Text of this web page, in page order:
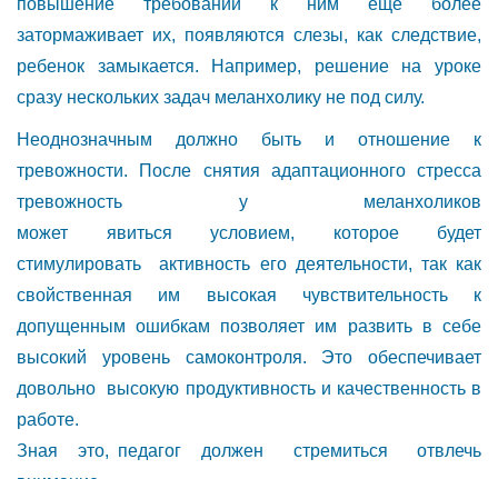
повышение требований к ним еще более
затормаживает их, появляются слезы, как следствие,
ребенок замыкается. Например, решение на уроке
сразу нескольких задач меланхолику не под силу.
Неоднозначным должно быть и отношение к
тревожности. После снятия адаптационного стресса
тревожность у меланхоликов
может явиться условием, которое будет
стимулировать активность его деятельности, так как
свойственная им высокая чувствительность к
допущенным ошибкам позволяет им развить в себе
высокий уровень самоконтроля. Это обеспечивает
довольно высокую продуктивность и качественность в
работе.
Зная это, педагог должен стремиться отвлечь